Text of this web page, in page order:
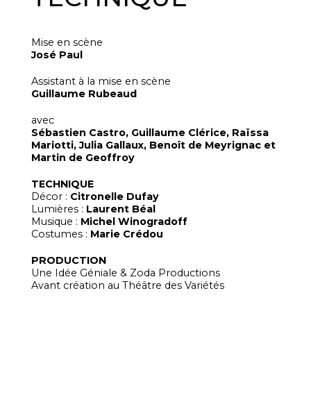
Mise en scène
José Paul
Assistant à la mise en scène
Guillaume Rubeaud
avec
Sébastien Castro, Guillaume Clérice, Raïssa
Mariotti, Julia Gallaux, Benoît de Meyrignac et
Martin de Geoffroy
TECHNIQUE
Décor : Citronelle Dufay
Lumières : Laurent Béal
Musique : Michel Winogradoff
Costumes : Marie Crédou
PRODUCTION
Une Idée Géniale & Zoda Productions
Avant création au Théâtre des Variétés